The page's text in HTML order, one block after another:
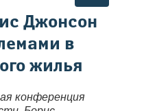
Джонсон
в
жилья
конференция